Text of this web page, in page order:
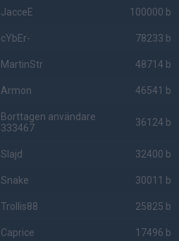
JacceE 100000 b
cYbEr- 78233 b
MartinStr 48714 b
Armon 46541 b
Borttagen användare
333467
36124 b
Slajd 32400 b
Snake 30011 b
Trollis88 25825 b
Caprice 17496 b